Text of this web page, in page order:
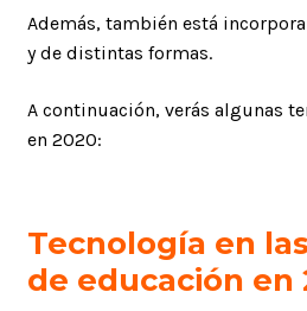
Además, también está
y de distintas formas.
A continuación, verás algunas
en 2020:
Tecnología en
de educación en